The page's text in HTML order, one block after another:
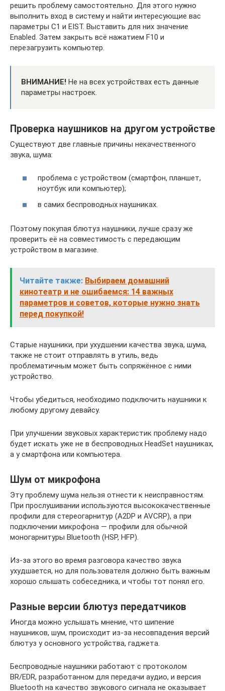
решить проблему самостоятельно. Для этого нужно
выполнить вход в систему и найти интересующие вас
параметры C1 и EIST. Выставить для них значение
Enabled. Затем закрыть всё нажатием F10 и
перезагрузить компьютер.
ВНИМАНИЕ! Не на всех устройствах есть данные
параметры настроек.
Проверка наушников на другом устройстве
Существуют две главные причины некачественного
звука, шума:
проблема с устройством (смартфон, планшет,
ноутбук или компьютер);
в самих беспроводных наушниках.
Поэтому покупая блютуз наушники, лучше сразу же
проверить её на совместимость с передающим
устройством в магазине.
Читайте также: Выбираем домашний
кинотеатр и не ошибаемся: 14 важных
параметров и советов, которые нужно знать
перед покупкой!
Старые наушники, при ухудшении качества звука, шума,
также не стоит отправлять в утиль, ведь
проблематичным может быть сопряжённое с ними
устройство.
Чтобы убедиться, необходимо подключить наушники к
любому другому девайсу.
При улучшении звуковых характеристик проблему надо
будет искать уже не в беспроводных HeadSet наушниках,
а у смартфона или компьютера.
Шум от микрофона
Эту проблему шума нельзя отнести к неисправностям.
При прослушивании используются высококачественные
профили для стереогарнитур (A2DP и AVCRP), а при
подключении микрофона — профили для обычной
моногарнитуры Bluetooth (HSP, HFP).
Из-за этого во время разговора качество звука
ухудшается, но для пользователя должно быть важным
хорошо слышать собеседника, и чтобы тот понял его.
Разные версии блютуз передатчиков
Иногда можно услышать мнение, что шипение
наушников, шум, происходит из-за несовпадения версий
блютуз у основного устройства, гаджета.
Беспроводные наушники работают с протоколом
BR/EDR, разработанном для передачи аудио, и версия
Bluetooth на качество звукового сигнала не оказывает